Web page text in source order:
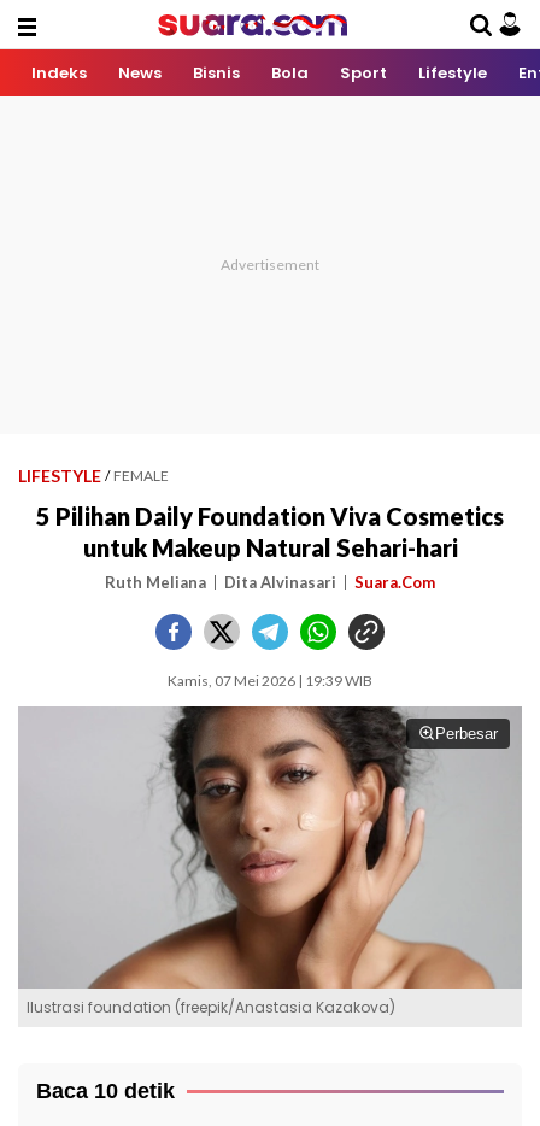
Indeks News Bisnis Bola Sport Lifestyle
LIFESTYLE / FEMALE
5 Pilihan Daily Foundation Viva Cosmetics
untuk Makeup Natural Sehari-hari
Ruth Meliana Dita Alvinasari Suara.Com
Kamis, 07 Mei 2026 | 19:39 WIB
Perbesar
Ilustrasi foundation (freepik/Anastasia Kazakova)
Baca 10 detik